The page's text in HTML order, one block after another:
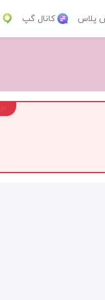
پلاس کانال گپ